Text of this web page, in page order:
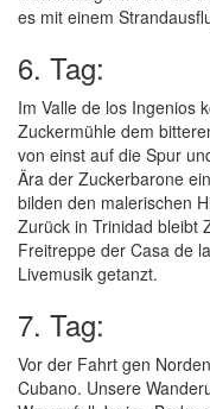
es mit einem
6. Tag:
Im Valle de los Ingenios
Zuckermühle dem
von einst auf die Spur
Ära der Zuckerbarone
bilden den malerischen
Zurück in Trinidad bleibt
Freitreppe der Casa de
Livemusik getanzt.
7. Tag:
Vor der Fahrt gen
Cubano. Unsere